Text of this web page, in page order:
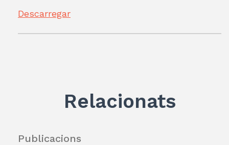
Descarregar
Relacionats
Publicacions